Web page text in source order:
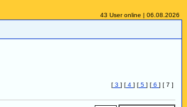
43 User online | 06.08.2026
[ 3 ] [ 4 ] [ 5 ] [ 6 ] [ 7 ]